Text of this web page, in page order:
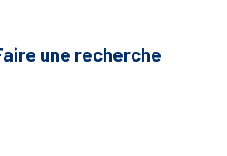
une recherche